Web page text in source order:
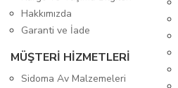
Hakkımızda
Garanti ve İade
MÜŞTERİ HİZMETLERİ
Sidoma Av Malzemeleri